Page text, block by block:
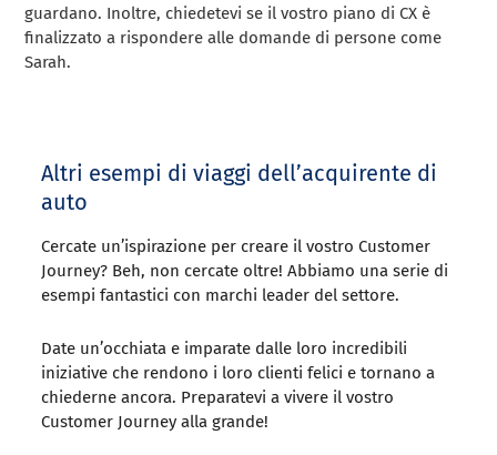
guardano. Inoltre, chiedetevi se il vostro piano di CX è
finalizzato a rispondere alle domande di persone come
Sarah.
Altri esempi di viaggi dell’acquirente di
auto
Cercate un’ispirazione per creare il vostro Customer
Journey? Beh, non cercate oltre! Abbiamo una serie di
esempi fantastici con marchi leader del settore.
Date un’occhiata e imparate dalle loro incredibili
iniziative che rendono i loro clienti felici e tornano a
chiederne ancora. Preparatevi a vivere il vostro
Customer Journey alla grande!